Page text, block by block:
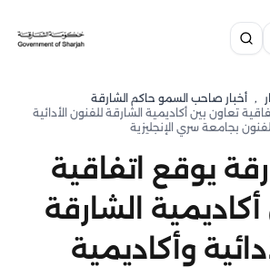
, أخبار صاحب السمو حاكم الشارقة
تعاون بين أكاديمية الشارقة للفنون الأدائية
بجامعة سري الإنجليزية
يوقع اتفاقية
الشارقة
وأكاديمية